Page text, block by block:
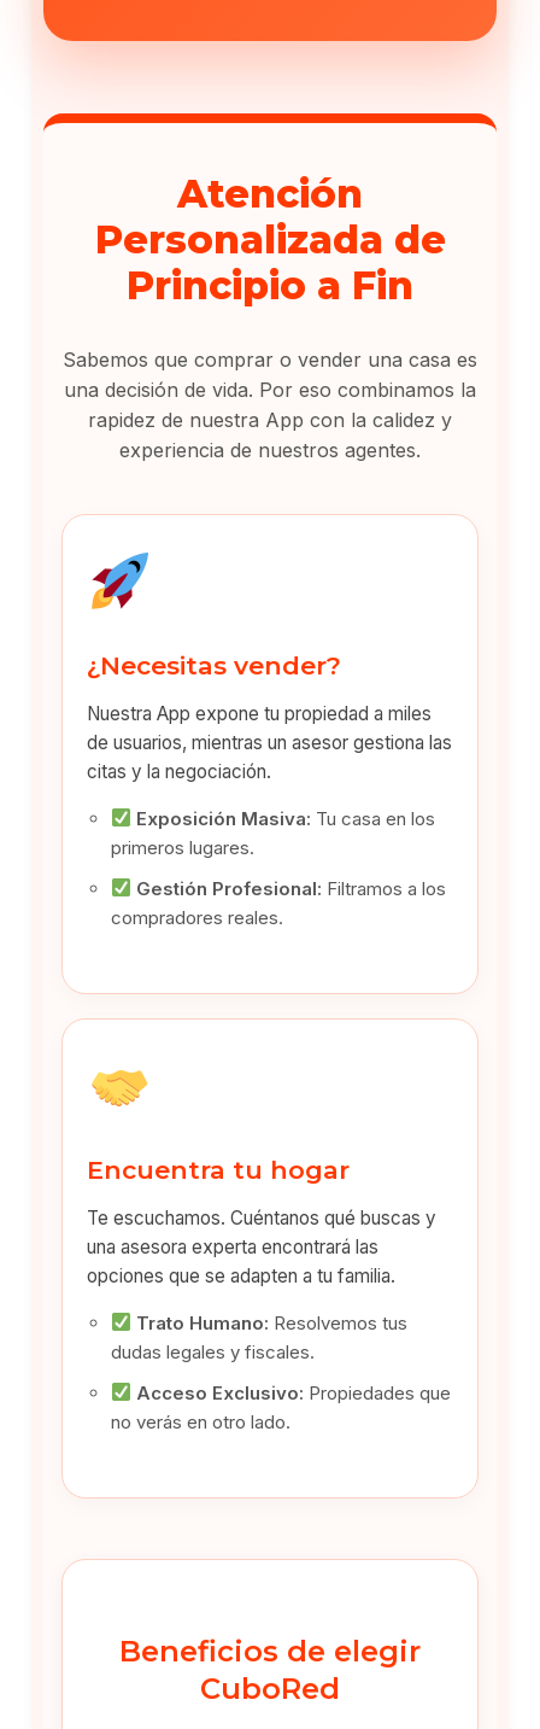
Atención
Personalizada de
Principio a Fin
Sabemos que comprar o vender una casa es
una decisión de vida. Por eso combinamos la
rapidez de nuestra App con la calidez y
experiencia de nuestros agentes.
¿Necesitas vender?
Nuestra App expone tu propiedad a miles
de usuarios, mientras un asesor gestiona las
citas y la negociación.
Exposición Masiva: Tu casa en los
primeros lugares.
Gestión Profesional: Filtramos a los
compradores reales.
Encuentra tu hogar
Te escuchamos. Cuéntanos qué buscas y
una asesora experta encontrará las
opciones que se adapten a tu familia.
Trato Humano: Resolvemos tus
dudas legales y fiscales.
Acceso Exclusivo: Propiedades que
no verás en otro lado.
Beneficios de elegir
CuboRed